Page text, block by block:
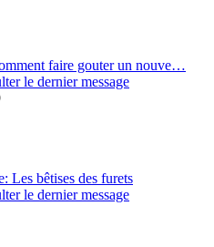
faire gouter un nouve…
le dernier message
Les bêtises des furets
le dernier message